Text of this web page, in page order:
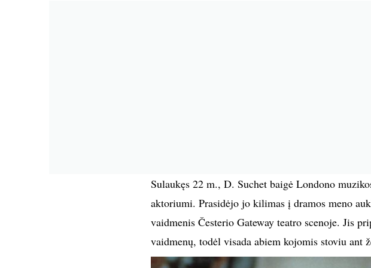
Sulaukęs 22 m., D. Suchet baigė Londono
aktoriumi. Prasidėjo jo kilimas į dramos meno
vaidmenis Česterio Gateway teatro scenoje. Jis
vaidmenų, todėl visada abiem kojomis stoviu ant